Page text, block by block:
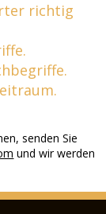
richtig
senden Sie
und wir werden